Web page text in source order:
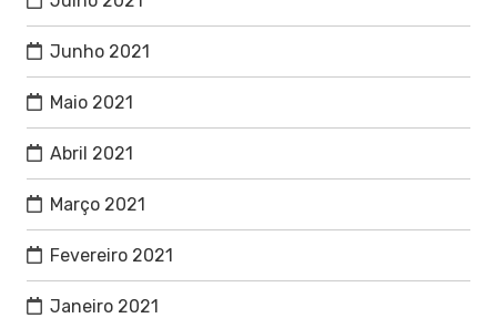
Junho 2021
Maio 2021
Abril 2021
Março 2021
Fevereiro 2021
Janeiro 2021